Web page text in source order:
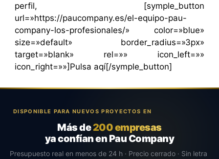
perfil, [symple_button
url=»https://paucompany.es/el-equipo-pau-
company-los-profesionales/» color=»blue»
size=»default» border_radius=»3px»
target=»blank» rel=»» icon_left=»»
icon_right=»»]Pulsa aqí[/symple_button]
DISPONIBLE PARA NUEVOS PROYECTOS EN
Más de200 empresas
ya confían en Pau Company
Presupuesto real en menos de 24 h · Precio cerrado · Sin letra